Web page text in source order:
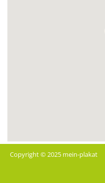
Copyright © 2025 mein-plakat